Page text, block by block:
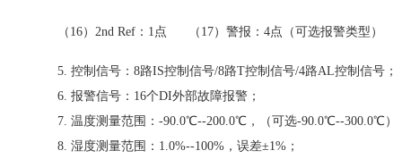
（16）2nd Ref：1点 （17）警报：4点（可选报警类型）
5. 控制信号：8路IS控制信号/8路T控制信号/4路AL控制信号；
6. 报警信号：16个DI外部故障报警；
7. 温度测量范围：-90.0℃--200.0℃，（可选-90.0℃--300.0℃
8. 湿度测量范围：1.0%--100%，误差±1%；